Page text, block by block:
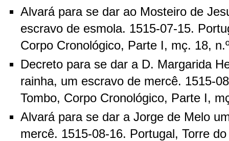
Alvará para se dar ao Mosteiro de
escravo de esmola. 1515-07-15.
Corpo Cronológico, Parte I, mç. 18,
Decreto para se dar a D. Margarida
rainha, um escravo de mercê. 1515-
Tombo, Corpo Cronológico, Parte I,
Alvará para se dar a Jorge de Melo
mercê. 1515-08-16. Portugal, Torre